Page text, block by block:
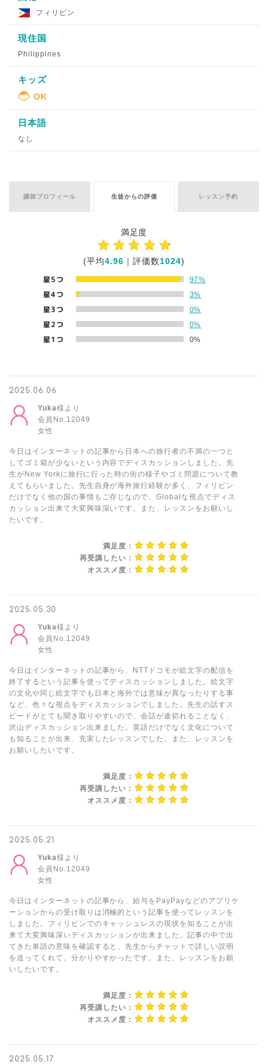
フィリピン
現住国
Philippines
キッズ
日本語
なし
講師プロフィール 生徒からの評価 レッスン予約
満足度
(平均4.96 ｜評価数1024)
星5つ 97%
星4つ 3%
星3つ 0%
星2つ 0%
星1つ 0%
2025.06.06
Yuka様より
会員No.12049
女性
今日はインターネットの記事から日本への旅行者の不満の一つと
してゴミ箱が少ないという内容でディスカッションしました。先
生がNew Yorkに旅行に行った時の街の様子やゴミ問題について教
えてもらいました。先生自身が海外旅行経験が多く、フィリピン
だけでなく他の国の事情もご存じなので、Globalな視点でディス
カッション出来て大変興味深いです。また、レッスンをお願いし
たいです。
満足度：
再受講したい：
オススメ度：
2025.05.30
Yuka様より
会員No.12049
女性
今日はインターネットの記事から、NTTドコモが絵文字の配信を
終了するという記事を使ってディスカッションしました。絵文字
の文化や同じ絵文字でも日本と海外では意味が異なったりする事
など、色々な視点をディスカッションでしました。先生の話すス
ピードがとても聞き取りやすいので、会話が途切れることなく、
沢山ディスカッション出来ました。英語だけでなく文化について
も知ることが出来、充実したレッスンでした。また、レッスンを
お願いしたいです。
満足度：
再受講したい：
オススメ度：
2025.05.21
Yuka様より
会員No.12049
女性
今日はインターネットの記事から、給与をPayPayなどのアプリケ
ーションからの受け取りは消極的という記事を使ってレッスンを
しました。フィリピンでのキャッシュレスの現状を知ることが出
来て大変興味深いディスカッションが出来ました。記事の中で出
てきた単語の意味を確認すると、先生からチャットで詳しい説明
を送ってくれて、分かりやすかったです。また、レッスンをお願
いしたいです。
満足度：
再受講したい：
オススメ度：
2025.05.17